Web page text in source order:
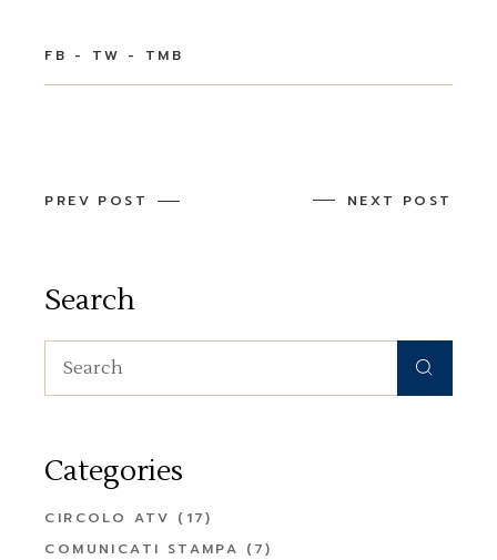
FB TW TMB
PREV POST NEXT POST
Search
Search
for:
Categories
CIRCOLO ATV (17)
COMUNICATI STAMPA (7)